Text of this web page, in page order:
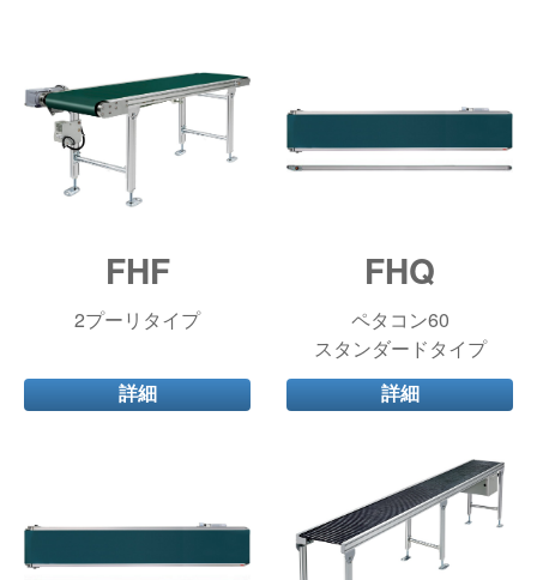
FHF
2プーリタイプ
詳細
FHQ
ペタコン60
スタンダードタイプ
詳細